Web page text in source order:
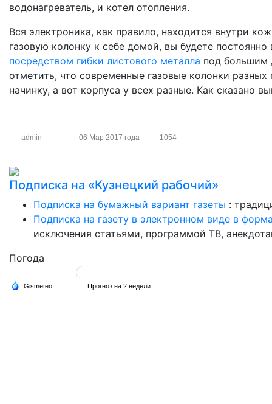
водонагреватель, и котел отопления.
Вся электроника, как правило, находится внутри
газовую колонку к себе домой, вы будете
посредством гибки листового металла под большим
отметить, что современные газовые колонки
начинку, а вот корпуса у всех разные. Как сказано
admin 06 Мар 2017 года 1054
Подписка на «Кузнецкий рабочий»
Подписка на бумажный вариант газеты :
Подписка на газету в электронном виде в
исключения статьями, программой ТВ,
Погода